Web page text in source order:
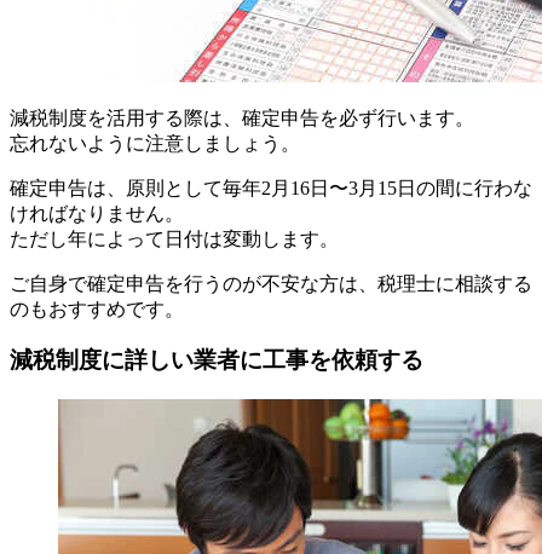
減税制度を活用する際は、確定申告を必ず行います。
忘れないように注意しましょう。
確定申告は、原則として毎年2月16日〜3月15日の間に行わな
ければなりません。
ただし年によって日付は変動します。
ご自身で確定申告を行うのが不安な方は、税理士に相談する
のもおすすめです。
減税制度に詳しい業者に工事を依頼する